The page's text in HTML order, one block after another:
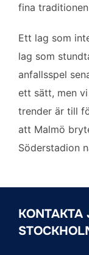
fina
Ett lag som
lag som
anfallsspel
ett sätt, men
trender är till
att Malmö
Söderstadion